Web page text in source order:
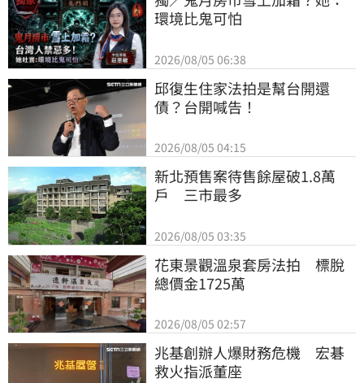
環境比鬼可怕
2026/08/05 06:38
邱復生住家法拍是幫台開還
債？台開喊告！
2026/08/05 04:15
新北預售案待售餘屋破1.8萬
戶　三市最多
2026/08/05 03:35
花東景觀溫泉套房法拍　標脫
總價金1725萬
2026/08/05 02:57
兆基創辦人爆財務危機　宏碁
救火指派董座